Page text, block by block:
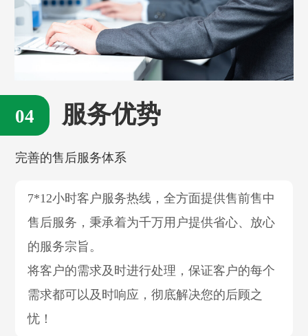
服务优势
完善的售后服务体系
7*12小时客户服务热线，全方面提供售前售中
售后服务，秉承着为千万用户提供省心、放心
的服务宗旨。
将客户的需求及时进行处理，保证客户的每个
需求都可以及时响应，彻底解决您的后顾之
忧！